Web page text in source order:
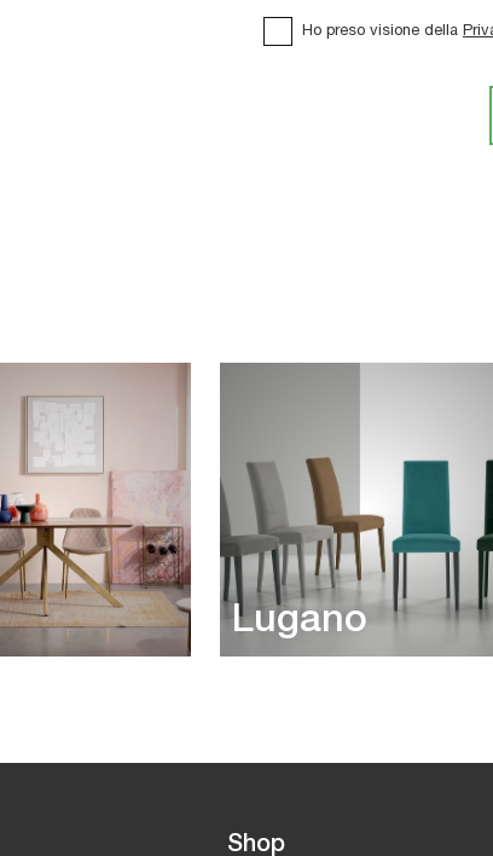
Ho preso visione della
Lugano
Shop